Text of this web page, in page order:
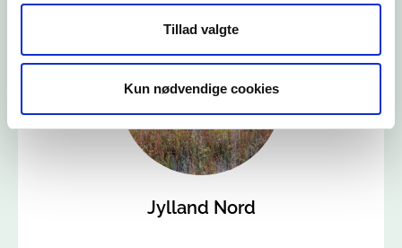
Tillad valgte
Kun nødvendige cookies
Jylland Nord